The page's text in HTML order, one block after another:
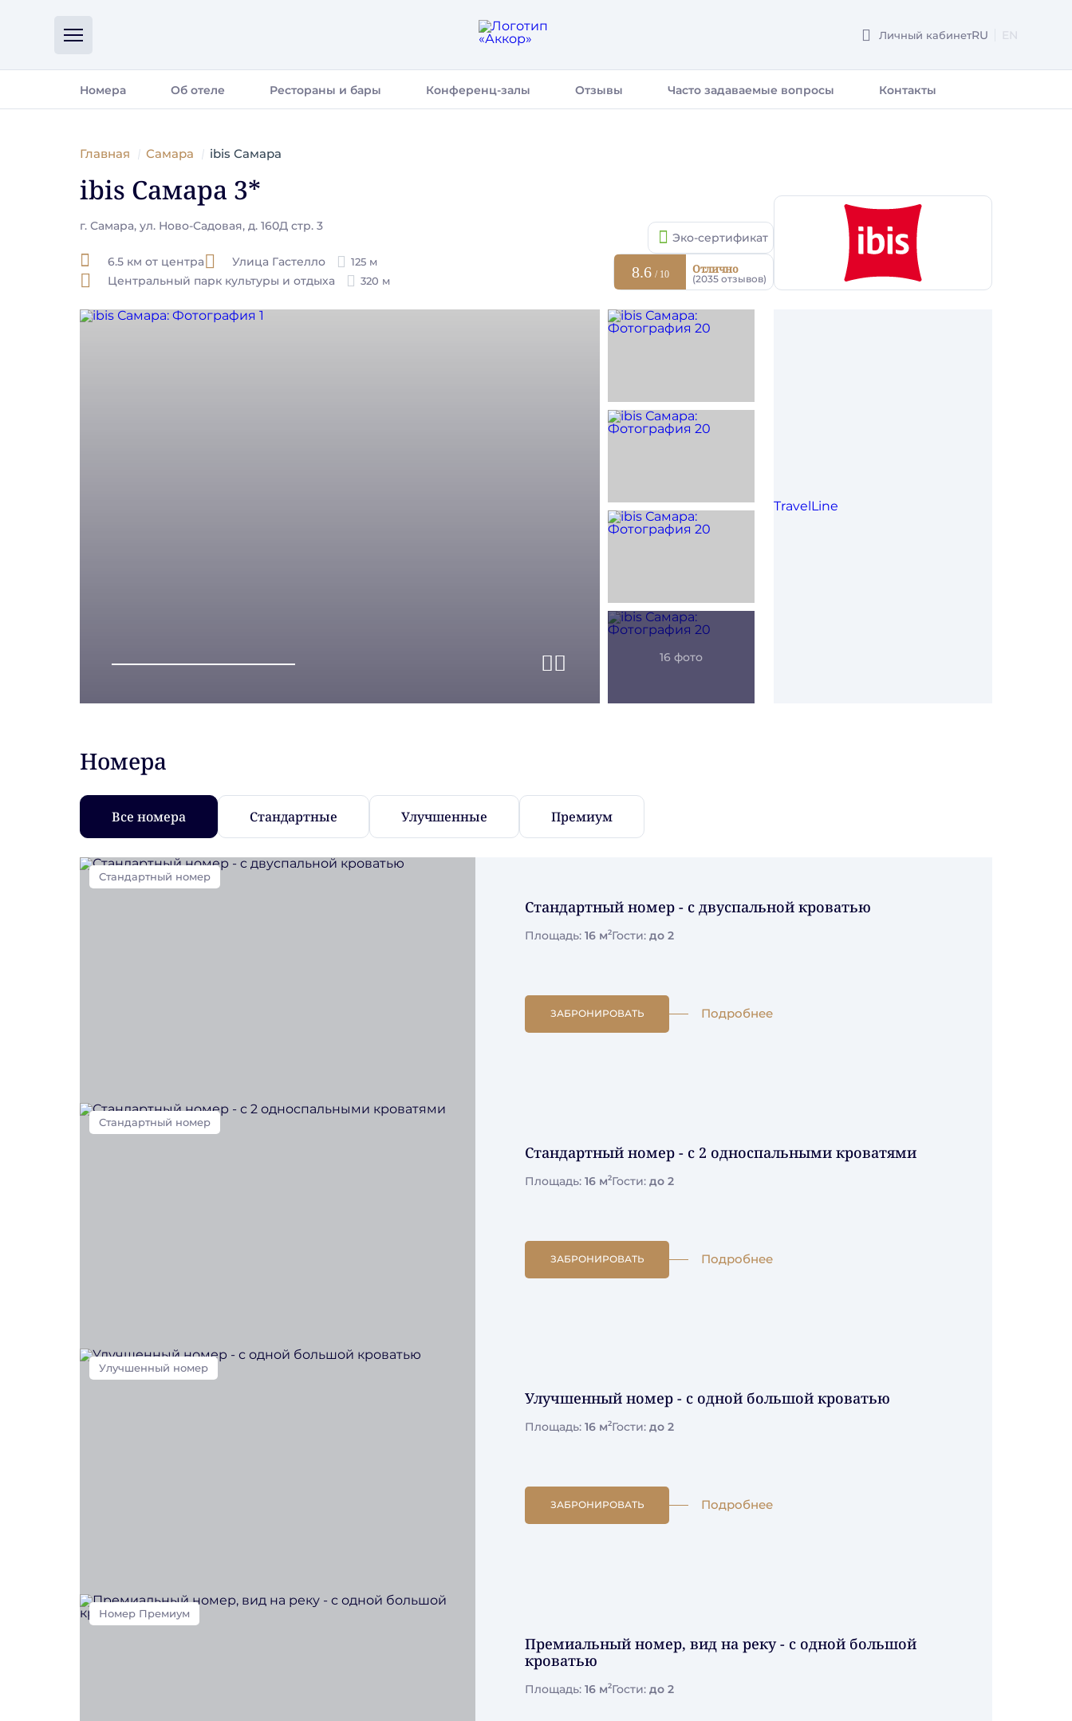
Личный кабинетRU ENGLISH
EN
Номера Об отеле Рестораны и бары Конференц-залы Отзывы Часто задаваемые вопросы Контакты
Главная Самара ibis Самара
ibis Самара 3*
г. Самара, ул. Ново-Садовая, д. 160Д стр. 3
6.5 км от центра Улица Гастелло 125 м
Центральный парк культуры и отдыха 320 м
Эко-сертификат
8.6 / 10 Отлично
(2035 отзывов)
Предыдущий слайд
Следующий слайд
TravelLine
Номера
Все номера Стандартные Улучшенные Премиум
Стандартный номер
Стандартный номер - c двуспальной кроватью
Площадь: 16 м2Гости: до 2
ЗАБРОНИРОВАТЬ Подробнее
Стандартный номер
Стандартный номер - с 2 односпальными кроватями
Площадь: 16 м2Гости: до 2
ЗАБРОНИРОВАТЬ Подробнее
Улучшенный номер
Улучшенный номер - с одной большой кроватью
Площадь: 16 м2Гости: до 2
ЗАБРОНИРОВАТЬ Подробнее
Номер Премиум
Премиальный номер, вид на реку - с одной большой
кроватью
Площадь: 16 м2Гости: до 2